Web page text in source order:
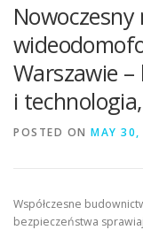
MONTAŻ
MONTAŻU
KONTAKT
Warszawie
i
POSTED ON MAY 30,
Współczesne
bezpieczeństwa